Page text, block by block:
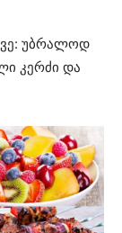
უბრალოდ
კერძი და